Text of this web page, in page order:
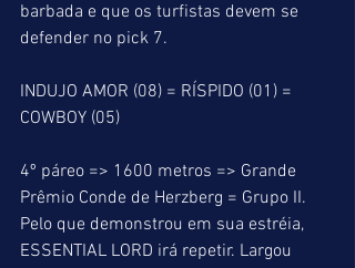
barbada e que os turfistas devem se
defender no pick 7.
INDUJO AMOR (08) = RÍSPIDO (01) =
COWBOY (05)
4º páreo => 1600 metros => Grande
Prêmio Conde de Herzberg = Grupo II.
Pelo que demonstrou em sua estréia,
ESSENTIAL LORD irá repetir. Largou